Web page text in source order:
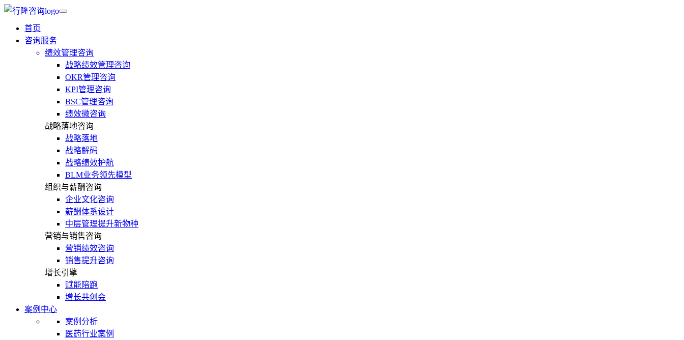
首页
咨询服务
绩效管理咨询
战略绩效管理咨询
OKR管理咨询
KPI管理咨询
BSC管理咨询
绩效微咨询
战略落地咨询
战略落地
战略解码
战略绩效护航
BLM业务领先模型
组织与薪酬咨询
企业文化咨询
薪酬体系设计
中层管理提升新物种
营销与销售咨询
营销绩效咨询
销售提升咨询
增长引擎
赋能陪跑
增长共创会
案例中心
案例分析
医药行业案例